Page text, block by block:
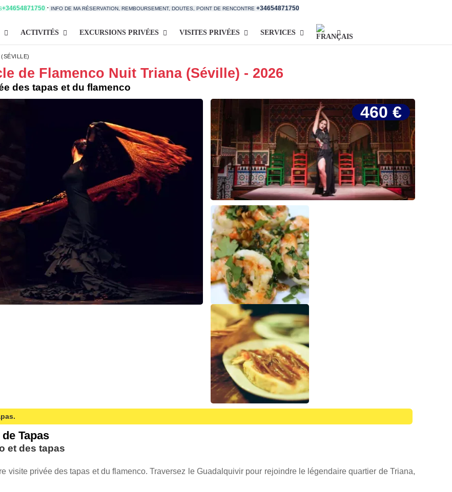
+34654871750 · INFO DE MA RÉSERVATION, REMBOURSEMENT, DOUTES, POINT DE RENCONTRE +34654871750
ACTIVITÉS EXCURSIONS PRIVÉES VISITES PRIVÉES SERVICES
de Flamenco Nuit Triana (Séville) - 2026
des tapas et du flamenco
460 €
Tapas
et des tapas
visite privée des tapas et du flamenco. Traversez le Guadalquivir pour rejoindre le légendaire quartier de Triana,